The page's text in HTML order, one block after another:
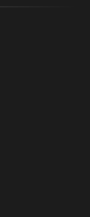
de Crédito No
Plus sin costo
en
2026
Day 2026
Compras
Card
Compra
Compra